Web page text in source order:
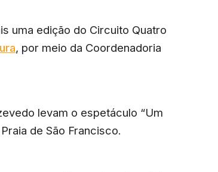
uma edição do Circuito Quatro
, por meio da Coordenadoria
levam o espetáculo “Um
de São Francisco.